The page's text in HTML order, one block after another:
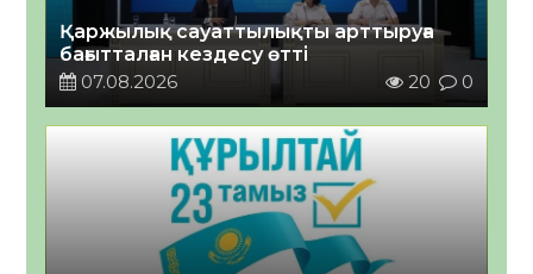
Қаржылық сауаттылықты арттыруға
бағытталған кездесу өтті
07.08.2026
20 0